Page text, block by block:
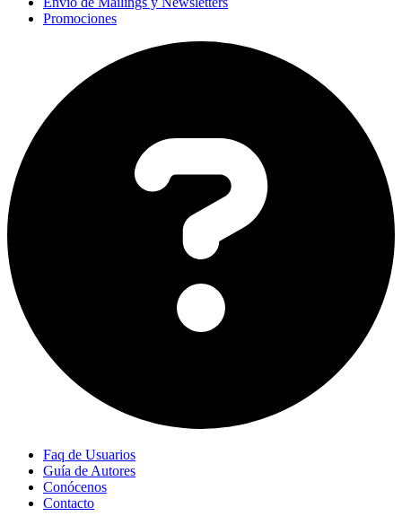
Promociones
Faq de Usuarios
Guía de Autores
Conócenos
Contacto